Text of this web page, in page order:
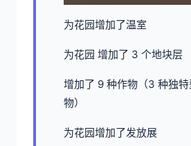
为花园增加了温室
为花园 增加了 3 个地块层
增加了 9 种作物（3 种独
物）
为花园增加了发放展